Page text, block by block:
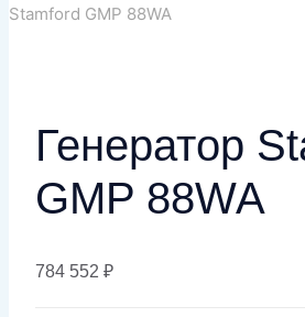
Stamford GMP 88WA
Генератор
GMP 88WA
784 552 ₽